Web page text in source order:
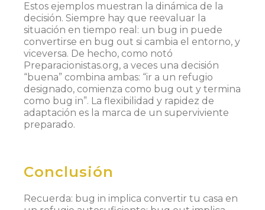
Estos ejemplos muestran la dinámica de la
decisión. Siempre hay que reevaluar la
situación en tiempo real: un bug in puede
convertirse en bug out si cambia el entorno, y
viceversa. De hecho, como notó
Preparacionistas.org, a veces una decisión
“buena” combina ambas: “ir a un refugio
designado, comienza como bug out y termina
como bug in”​. La flexibilidad y rapidez de
adaptación es la marca de un superviviente
preparado.
Conclusión
Recuerda: bug in implica convertir tu casa en